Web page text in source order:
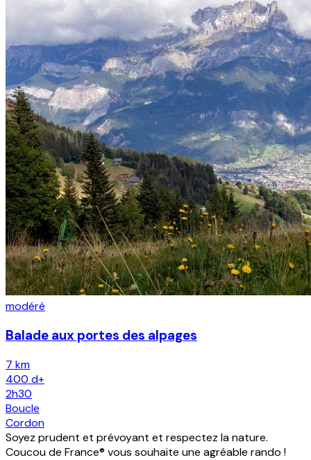
modéré
Balade aux portes des alpages
7 km
400 d+
2h30
Boucle
Cordon
Soyez prudent et prévoyant et respectez la nature.
Coucou de France® vous souhaite une agréable rando !